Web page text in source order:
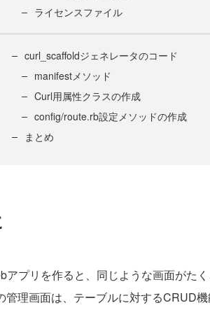
ライセンスファイル
curl_scaffoldジェネレータのコード
manifestメソッド
Curl用属性クラスの作成
config/route.rb設定メソッドの作成
まとめ
アプリを作ると、同じような画面がた
管理画面は、テーブルに対するCRUD